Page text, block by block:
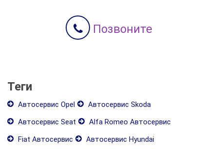
Позвоните
Теги
Автосервис Opel
Автосервис Skoda
Автосервис Seat
Alfa Romeo Автосервис
Fiat Автосервис
Автосервис Hyundai